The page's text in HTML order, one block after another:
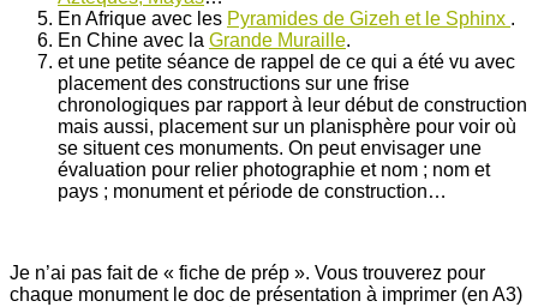
En Afrique avec les Pyramides de Gizeh et le Sphinx .
En Chine avec la Grande Muraille.
et une petite séance de rappel de ce qui a été vu avec
placement des constructions sur une frise
chronologiques par rapport à leur début de construction
mais aussi, placement sur un planisphère pour voir où
se situent ces monuments. On peut envisager une
évaluation pour relier photographie et nom ; nom et
pays ; monument et période de construction…
Je n’ai pas fait de « fiche de prép ». Vous trouverez pour
chaque monument le doc de présentation à imprimer (en A3)